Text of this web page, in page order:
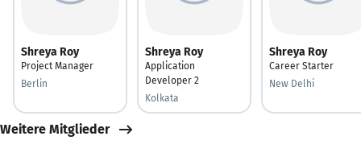
Shreya Roy
Project Manager
Berlin
Shreya Roy
Application
Developer 2
Kolkata
Shreya Roy
Career Starter
New Delhi
Weitere Mitglieder